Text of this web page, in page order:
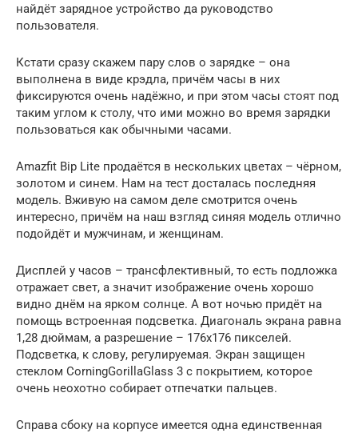
найдёт зарядное устройство да руководство
пользователя.
Кстати сразу скажем пару слов о зарядке – она
выполнена в виде крэдла, причём часы в них
фиксируются очень надёжно, и при этом часы стоят под
таким углом к столу, что ими можно во время зарядки
пользоваться как обычными часами.
Amazfit Bip Lite продаётся в нескольких цветах – чёрном,
золотом и синем. Нам на тест досталась последняя
модель. Вживую на самом деле смотрится очень
интересно, причём на наш взгляд синяя модель отлично
подойдёт и мужчинам, и женщинам.
Дисплей у часов – трансфлективный, то есть подложка
отражает свет, а значит изображение очень хорошо
видно днём на ярком солнце. А вот ночью придёт на
помощь встроенная подсветка. Диагональ экрана равна
1,28 дюймам, а разрешение – 176х176 пикселей.
Подсветка, к слову, регулируемая. Экран защищен
стеклом CorningGorillaGlass 3 с покрытием, которое
очень неохотно собирает отпечатки пальцев.
Справа сбоку на корпусе имеется одна единственная